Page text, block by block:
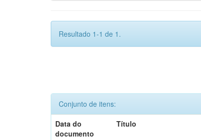
Resultado 1-1 de 1.
Conjunto de itens:
Data do
documento
Título